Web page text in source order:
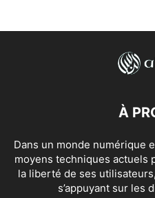
À
Dans un monde numérique
moyens techniques actuels
la liberté de ses
s’appuyant sur les